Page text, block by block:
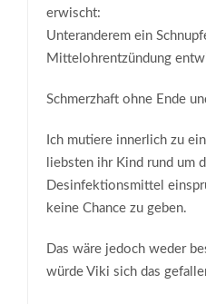
erwischt:
Unteranderem ein
Mittelohrentzündung
Schmerzhaft ohne Ende
Ich mutiere innerlich zu
liebsten ihr Kind rund um
Desinfektionsmittel
keine Chance zu geben.
Das wäre jedoch weder
würde Viki sich das